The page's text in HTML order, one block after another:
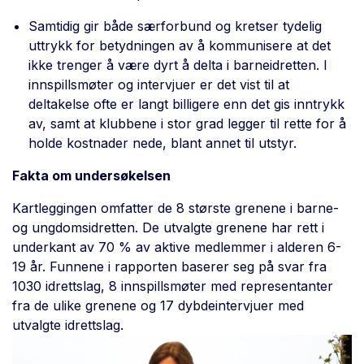
Samtidig gir både særforbund og kretser tydelig
uttrykk for betydningen av å kommunisere at det
ikke trenger å være dyrt å delta i barneidretten. I
innspillsmøter og intervjuer er det vist til at
deltakelse ofte er langt billigere enn det gis inntrykk
av, samt at klubbene i stor grad legger til rette for å
holde kostnader nede, blant annet til utstyr.
Fakta om undersøkelsen
Kartleggingen omfatter de 8 største grenene i barne-
og ungdomsidretten. De utvalgte grenene har rett i
underkant av 70 % av aktive medlemmer i alderen 6-
19 år. Funnene i rapporten baserer seg på svar fra
1030 idrettslag, 8 innspillsmøter med representanter
fra de ulike grenene og 17 dybdeintervjuer med
utvalgte idrettslag.